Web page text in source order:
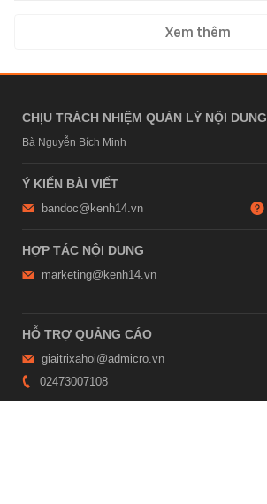
Xem thêm
CHỊU TRÁCH NHIỆM QUẢN LÝ NỘI DUNG
Bà Nguyễn Bích Minh
Ý KIẾN BÀI VIẾT
bandoc@kenh14.vn
HỢP TÁC NỘI DUNG
marketing@kenh14.vn
HỖ TRỢ QUẢNG CÁO
giaitrixahoi@admicro.vn
02473007108